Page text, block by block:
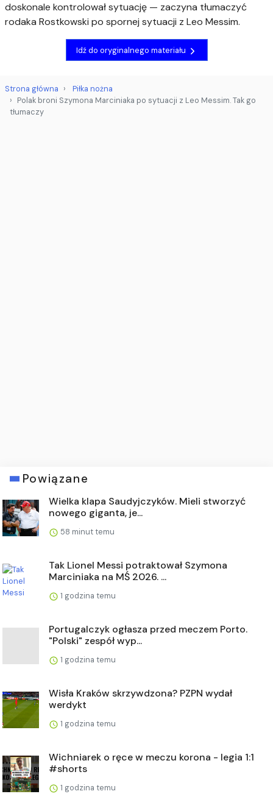
doskonale kontrolował sytuację — zaczyna tłumaczyć
rodaka Rostkowski po spornej sytuacji z Leo Messim.
Idź do oryginalnego materiału
Strona główna
Piłka nożna
Polak broni Szymona Marciniaka po sytuacji z Leo Messim. Tak go
tłumaczy
Powiązane
Wielka klapa Saudyjczyków. Mieli stworzyć
nowego giganta, je...
58 minut temu
Tak Lionel Messi potraktował Szymona
Marciniaka na MŚ 2026. ...
1 godzina temu
Portugalczyk ogłasza przed meczem Porto.
"Polski" zespół wyp...
1 godzina temu
Wisła Kraków skrzywdzona? PZPN wydał
werdykt
1 godzina temu
Wichniarek o ręce w meczu korona - legia 1:1
#shorts
1 godzina temu